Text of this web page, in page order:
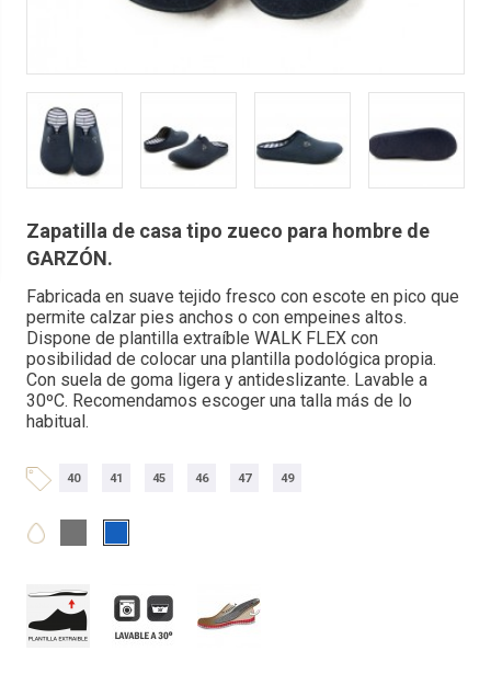
Zapatilla de casa tipo zueco para hombre de
GARZÓN.
Fabricada en suave tejido fresco con escote en pico que
permite calzar pies anchos o con empeines altos.
Dispone de plantilla extraíble WALK FLEX con
posibilidad de colocar una plantilla podológica propia.
Con suela de goma ligera y antideslizante. Lavable a
30ºC. Recomendamos escoger una talla más de lo
habitual.
40 41 45 46 47 49